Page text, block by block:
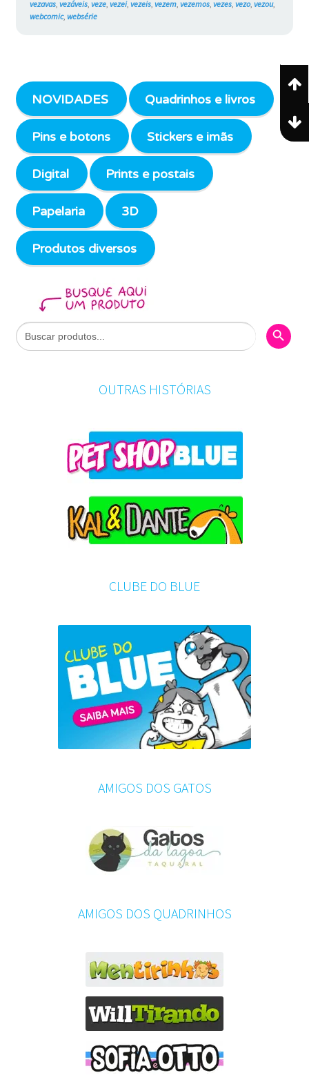
vezavas, vezáveis, veze, vezei, vezeis, vezem, vezemos, vezes, vezo, vezou,
webcomic, websérie
NOVIDADES Quadrinhos e livros
Pins e botons Stickers e imãs
Digital Prints e postais
Papelaria 3D
Produtos diversos
Search
for:
Search
OUTRAS HISTÓRIAS
CLUBE DO BLUE
AMIGOS DOS GATOS
AMIGOS DOS QUADRINHOS